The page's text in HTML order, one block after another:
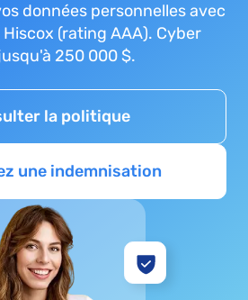
données personnelles avec
(rating AAA). Cyber
250 000 $.
la politique
une indemnisation